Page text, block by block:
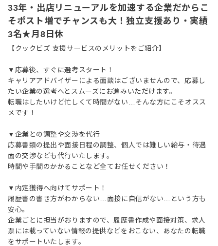
33年・出店リニューアルを加速する企業だからこ
そポスト増でチャンスも大！独立支援あり・実績
3名★月8日休
【クックビズ 支援サービスのメリットをご紹介】
▼応募後、すぐに選考スタート！
キャリアアドバイザーによる面談はございませんので、応募し
たい企業の選考へとスムーズにお進みいただけます。
転職はしたいけど忙しくて時間がない…そんな方にこそオスス
メです！
▼企業との調整や交渉を代行
応募書類の提出や面接日程の調整、個人では難しい給与・待遇
面の交渉なども代行いたします。
時間や手間のかかることなど全てお任せください！
▼内定獲得へ向けてサポート！
履歴書の書き方がわからない…面接に自信がない…という方も
安心。
企業ごとに担当がおりますので、履歴書作成や面接対策、求人
票には載っていない情報の提供などをおこない、あなたの転職
をサポートいたします。